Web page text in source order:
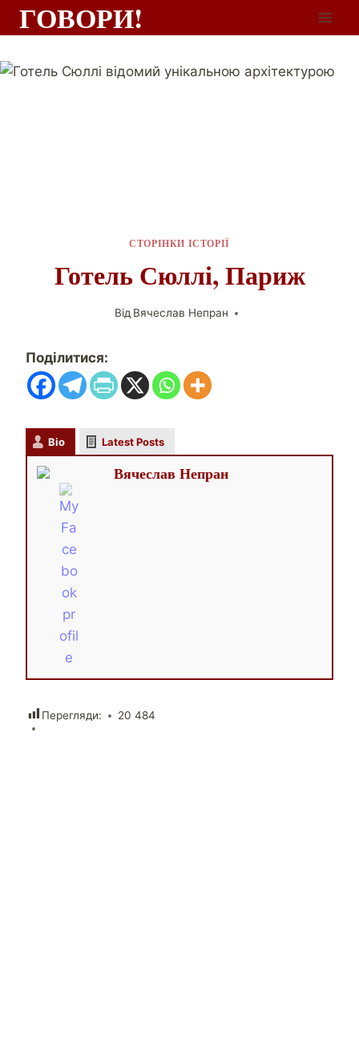
ГОВОРИ!
СТОРІНКИ ІСТОРІЇ
Готель Сюллі, Париж
Від Вячеслав Непран
Поділитися:
Bio Latest Posts
Вячеслав Непран
Перегляди: 20 484